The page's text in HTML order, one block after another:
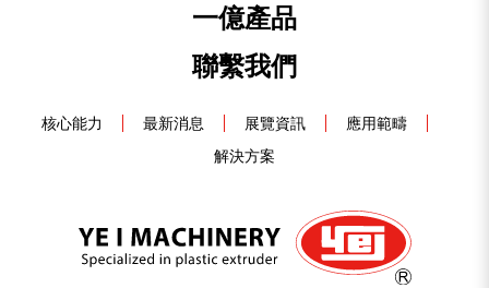
一億產品
聯繫我們
核心能力 最新消息 展覽資訊
應用範疇
解決方案